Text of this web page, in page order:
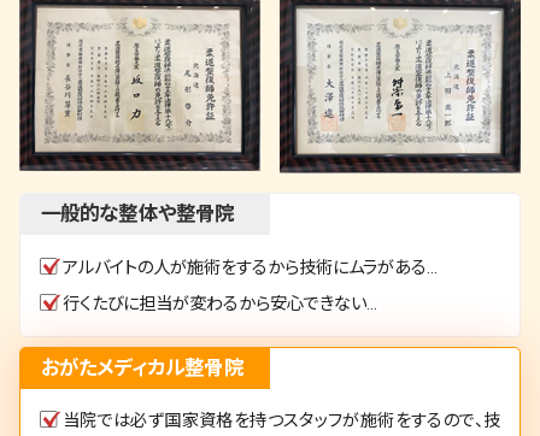
一般的な整体や整骨院
アルバイトの人が施術をするから技術にムラがある…
行くたびに担当が変わるから安心できない…
おがたメディカル整骨院
当院では必ず国家資格を持つスタッフが施術をするので、技